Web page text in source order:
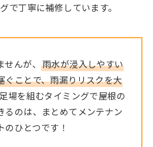
で丁寧に補修しています。
せんが、雨水が浸入しやすい
ぐことで、雨漏りリスクを大
場を組むタイミングで屋根の
るのは、まとめてメンテナン
ひとつです！